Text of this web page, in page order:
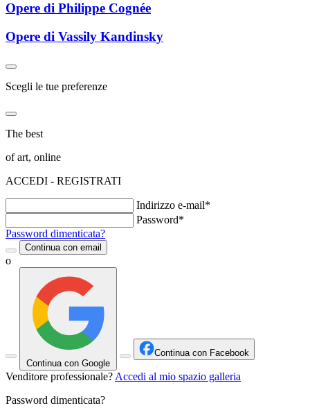
Opere di Philippe Cognée
Opere di Vassily Kandinsky
Scegli le tue preferenze
The best
of art, online
ACCEDI - REGISTRATI
Indirizzo e-mail*
Password*
Password dimenticata?
Continua con email
o
Continua con Google
Continua con Facebook
Venditore professionale?Accedi al mio spazio galleria
Password dimenticata?